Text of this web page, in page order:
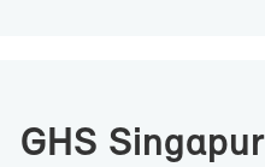
GHS Sin­ga­pur